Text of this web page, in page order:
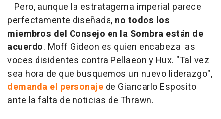
Pero, aunque la estratagema imperial parece
perfectamente diseñada, no todos los
miembros del Consejo en la Sombra están de
acuerdo. Moff Gideon es quien encabeza las
voces disidentes contra Pellaeon y Hux. "Tal vez
sea hora de que busquemos un nuevo liderazgo",
demanda el personaje de Giancarlo Esposito
ante la falta de noticias de Thrawn.